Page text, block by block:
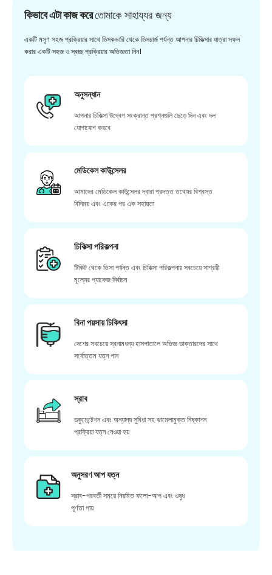
কিভাবে এটা কাজ করেতোমাকে সাহায্যর জন্য
একটি মসৃণ সহজ প্রক্রিয়ার সাথে ডিসকভারি থেকে ডিসচার্জ পর্যন্ত আপনার চিকিত্সার যাত্রা সফল
করার একটি সহজ ও স্বচ্ছ প্রক্রিয়ার অভিজ্ঞতা নিন।
অনুসন্ধান
আপনার চিকিত্সা উদ্বেগ সংক্রান্ত প্রশ্নগুলি ছেড়ে দিন এবং দল
যোগাযোগ করবে
মেডিকেল কাউন্সেলর
আমাদের মেডিকেল কাউন্সেলর দ্বারা প্রদত্ত তথ্যের বিশ্বস্ত
বিনিময় এবং একের পর এক সহায়তা
চিকিত্সা পরিকল্পনা
টিকিট থেকে ভিসা পর্যন্ত এবং চিকিত্সা পরিকল্পনায় সবচেয়ে সাশ্রয়ী
মূল্যের প্যাকেজ নির্বাচন
বিনা পয়সায় চিকিৎসা
দেশের সবচেয়ে স্বনামধন্য হাসপাতালে অভিজ্ঞ ডাক্তারদের সাথে
সর্বোত্তম যত্ন পান
স্রাব
ডকুমেন্টেশন এবং অন্যান্য সুবিধা সহ ঝামেলামুক্ত নিষ্কাশন
প্রক্রিয়া যত্ন নেওয়া হয়
অনুসরণ আপ যত্ন
স্রাব-পরবর্তী সময়ে নিয়মিত ফলো-আপ এবং ওষুধ
পূর্ণতা পায়